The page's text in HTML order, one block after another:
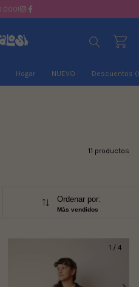
Hogar NUEVO Descuentos
11 productos
Ordenar por:
Más vendidos
1 / 4